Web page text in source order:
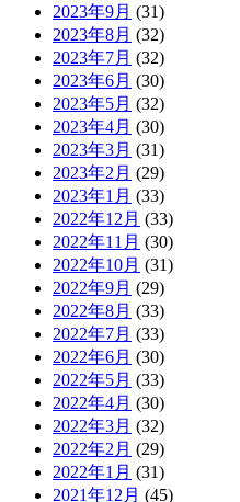
2023年9月 (31)
2023年8月 (32)
2023年7月 (32)
2023年6月 (30)
2023年5月 (32)
2023年4月 (30)
2023年3月 (31)
2023年2月 (29)
2023年1月 (33)
2022年12月 (33)
2022年11月 (30)
2022年10月 (31)
2022年9月 (29)
2022年8月 (33)
2022年7月 (33)
2022年6月 (30)
2022年5月 (33)
2022年4月 (30)
2022年3月 (32)
2022年2月 (29)
2022年1月 (31)
2021年12月 (45)